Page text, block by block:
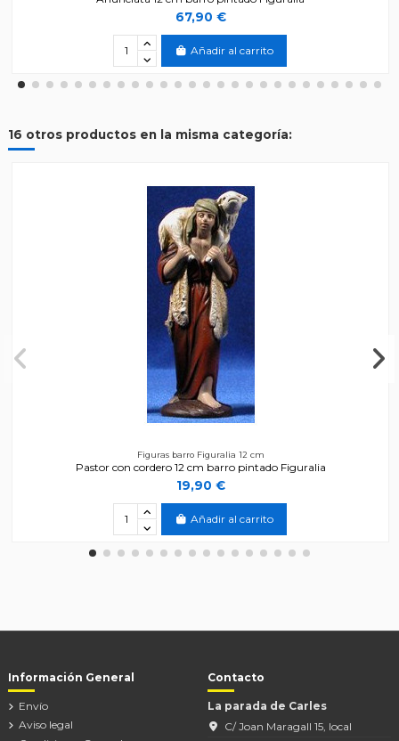
67,90 €
Añadir al carrito
16 otros productos en la misma categoría:
Figuras barro Figuralia 12 cm
Pastor con cordero 12 cm barro pintado Figuralia
19,90 €
Añadir al carrito
Información General
Envío
Aviso legal
Contacto
La parada de Carles
C/ Joan Maragall 15, local